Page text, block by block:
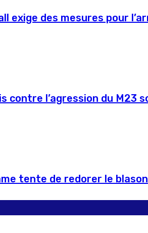
exige des mesures pour
contre l’agression du M23
tente de redorer le blason